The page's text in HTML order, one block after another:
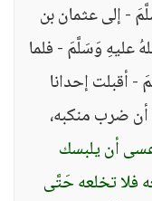
- إلى عثمان بن
عليهِ وَسَلَّمَ - فلما
- أقبلت إحدانا
أن ضرب منكبه،
أن يلبسك
فلا تخلعه حَتَّى